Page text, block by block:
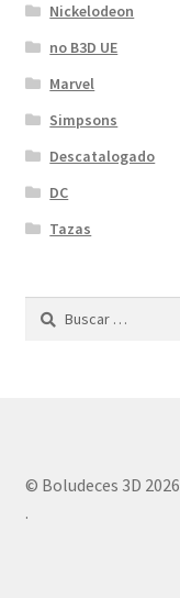
Nickelodeon
no B3D UE
Marvel
Simpsons
Descatalogado
DC
Tazas
Buscar:
© Boludeces 3D 2026
.